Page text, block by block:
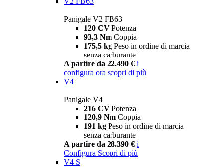
Panigale V2 FB63
120 CV Potenza
93,3 Nm Coppia
175,5 kg Peso in ordine di marcia
senza carburante
A partire da 22.490 € i
configura ora scopri di più
V4
Panigale V4
216 CV Potenza
120,9 Nm Coppia
191 kg Peso in ordine di marcia
senza carburante
A partire da 28.390 € i
Configura Scopri di più
V4 S